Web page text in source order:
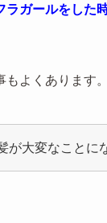
ラガールをした
よくあります。
が大変なことに